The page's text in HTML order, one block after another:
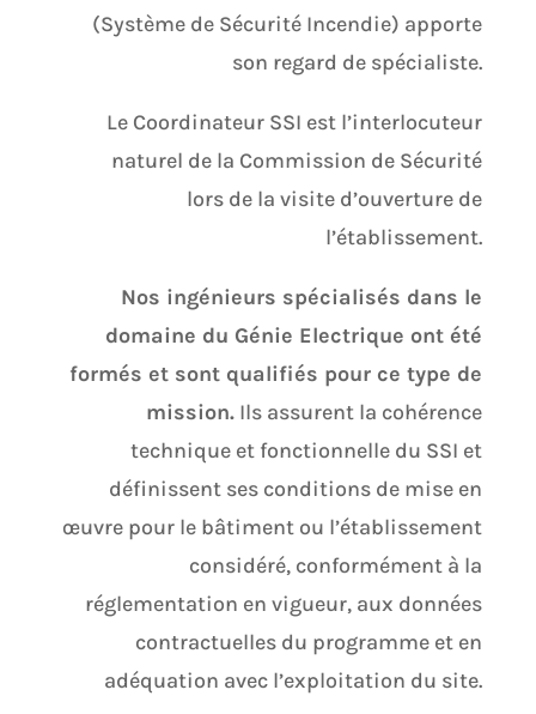
(Système de Sécurité Incendie) apporte
son regard de spécialiste.
Le Coordinateur SSI est l’interlocuteur
naturel de la Commission de Sécurité
lors de la visite d’ouverture de
l’établissement.
Nos ingénieurs spécialisés dans le
domaine du Génie Electrique ont été
formés et sont qualifiés pour ce type de
mission. Ils assurent la cohérence
technique et fonctionnelle du SSI et
définissent ses conditions de mise en
œuvre pour le bâtiment ou l’établissement
considéré, conformément à la
réglementation en vigueur, aux données
contractuelles du programme et en
adéquation avec l’exploitation du site.